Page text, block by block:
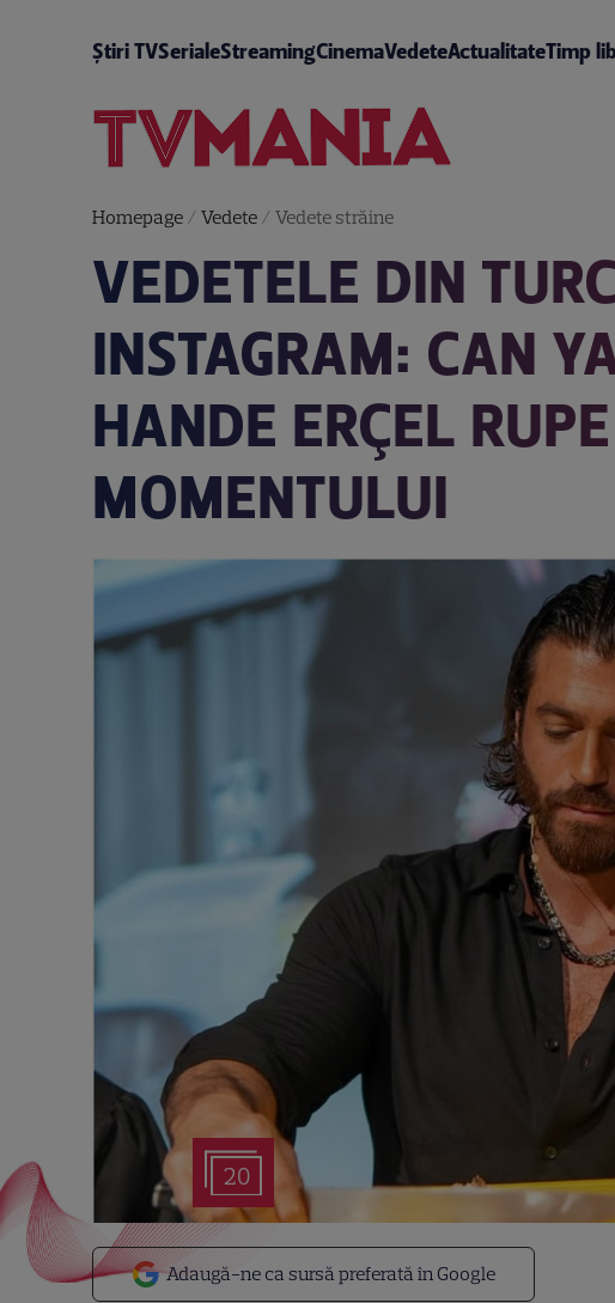
Știri TVSerialeStreamingCinemaVedeteActualitateTimp
Homepage/ Vedete/ Vedete străine
VEDETELE DIN
INSTAGRAM: CAN
HANDE ERÇEL
MOMENTULUI
20
Adaugă-ne ca sursă preferată în Google